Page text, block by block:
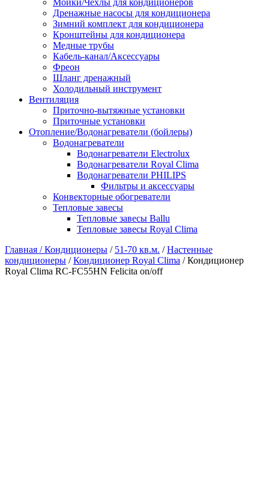
Мойки/Чехлы для кондиционеров
Дренажные насосы для кондиционера
Зимний комплект для кондиционера
Кронштейны для кондиционера
Медные трубы
Кабель-канал/Аксессуары
Фреон
Шланг дренажный
Холодильный инструмент
Вентиляция
Приточно-вытяжные установки
Приточные установки
Отопление/Водонагреватели (бойлеры)
Водонагреватели
Водонагреватели Electrolux
Водонагреватели Royal Clima
Водонагреватели PHILIPS
Фильтры и аксессуары
Конвекторные обогреватели
Тепловые завесы
Тепловые завесы Ballu
Тепловые завесы Royal Clima
Главная /Кондиционеры / 51-70 кв.м. /Настенные
кондиционеры /Кондиционер Royal Clima / Кондиционер
Royal Clima RC-FC55HN Felicita on/off